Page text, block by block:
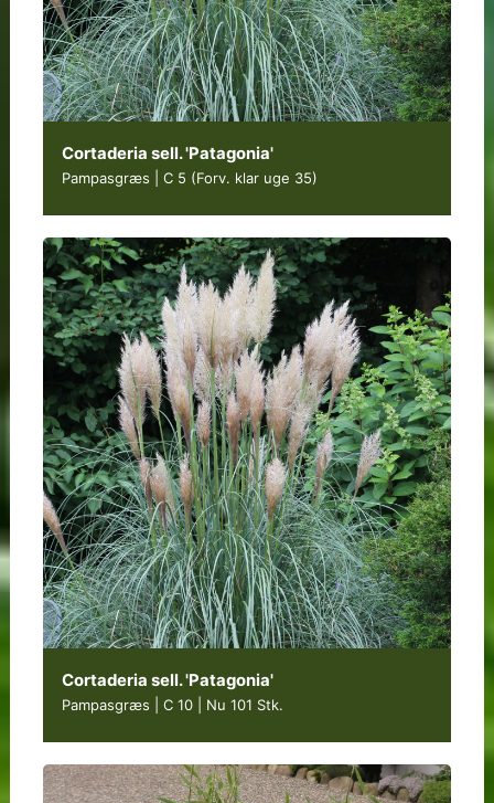
Cortaderia sell. 'Patagonia'
Pampasgræs | C 5 (Forv. klar uge 35)
Cortaderia sell. 'Patagonia'
Pampasgræs | C 10 Nu 101 Stk.